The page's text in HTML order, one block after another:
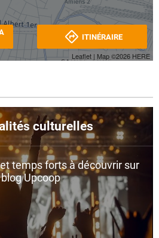
Leaflet | Map ©2026 HERE
ITINÉRAIRE
culturelles
temps forts à découvrir sur
Upcoop